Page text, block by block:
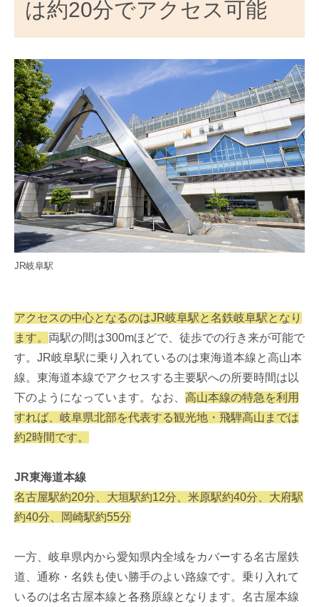
は約20分でアクセス可能
JR岐阜駅
アクセスの中心となるのはJR岐阜駅と名鉄岐阜駅となり
ます。 両駅の間は300mほどで、徒歩での行き来が可能で
す。JR岐阜駅に乗り入れているのは東海道本線と高山本
線。東海道本線でアクセスする主要駅への所要時間は以
下のようになっています。なお、 高山本線の特急を利用
すれば、岐阜県北部を代表する観光地・飛騨高山までは
約2時間です。
JR東海道本線
名古屋駅約20分、大垣駅約12分、米原駅約40分、大府駅
約40分、岡崎駅約55分
一方、岐阜県内から愛知県内全域をカバーする名古屋鉄
道、通称・名鉄も使い勝手のよい路線です。乗り入れて
いるのは名古屋本線と各務原線となります。名古屋本線